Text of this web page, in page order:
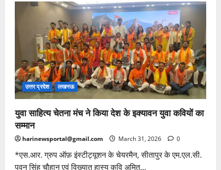
बलजीत
श्याम
सुंदर
धाम
के
पीठाधीश्वर
पद
पर
महामंडलेश्वर
स्वामी
राम
मुनि
महाराज
का
हुआ
पट्टाभिषेक
उत्तर प्रदेश लखनऊ
युवा साहित्य चेतना मंच ने किया देश के इक्यावन युवा कवियों का
सम्मान
harinewsportal@gmail.com March 31, 2026 0
*एस.आर. ग्रुप ऑफ़ इंस्टीट्यूशन के चेयरमैन, सीतापुर के एम.एल.सी.
पवन सिंह चौहान एवं विख्यात हास्य कवि अमित...